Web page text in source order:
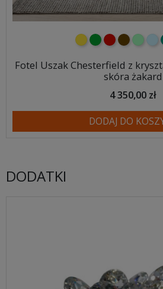
żółtyzielonyczerwonymiętowy
Fotel Uszak Chesterfield z
skóra żakard
4 350,00 zł
DODAJ DO
DODATKI